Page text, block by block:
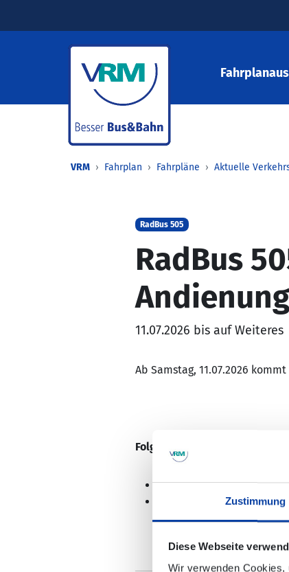
Zustimmung
Diese Webseite
Wir verwenden
VRM Fahrplan Fahrpläne Aktuelle
RadBus 505
RadBus
11.07.2026 bis auf Weiteres
Ab Samstag, 11.07.2026
Folgende Haltestellen werden
Dörscheid, "Blüchergasse"
Weisel, "Brückenstraße"